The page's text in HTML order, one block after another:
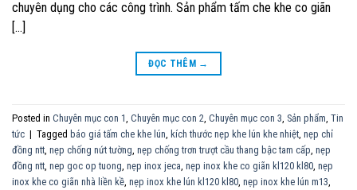
chuyên dụng cho các công trình. Sản phẩm tấm che khe co giãn
[…]
ĐỌC THÊM →
Posted in Chuyên mục con 1 Chuyên mục con 2 Chuyên mục con 3 Sản phẩm Tin
tức | Tagged báo giá tấm che khe lún kích thước nẹp khe lún khe nhiệt nẹp chỉ
đồng ntt nẹp chống nứt tường nẹp chống trơn trượt cầu thang bậc tam cấp nẹp
đồng ntt nep goc op tuong nẹp inox jeca nẹp inox khe co giãn kl120 kl80 nẹp
inox khe co giãn nhà liền kề nẹp inox khe lún kl120 kl80 nẹp inox khe lún m13